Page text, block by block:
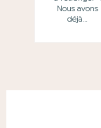
Nous avons
déjà…